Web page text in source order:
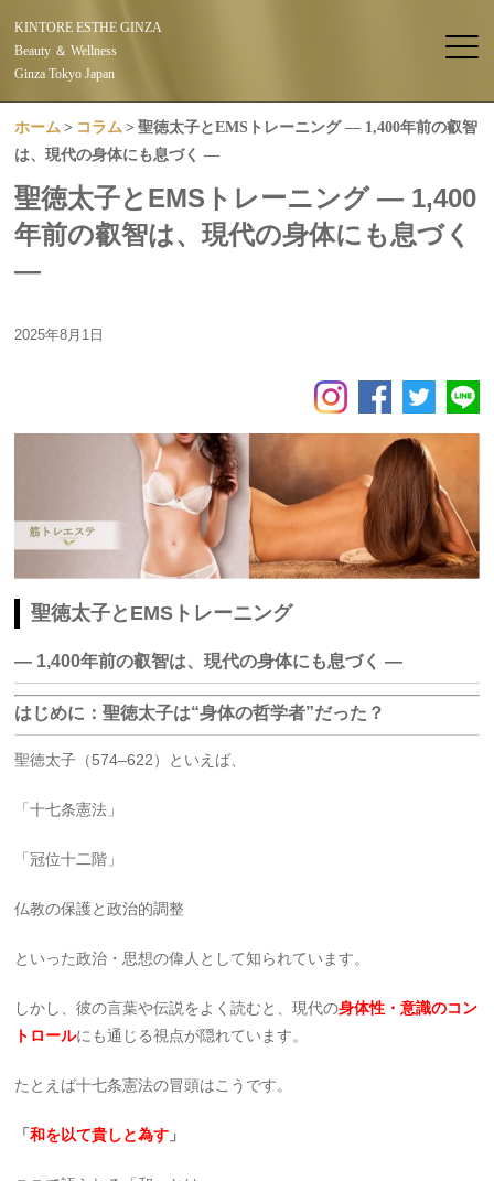
KINTORE ESTHE GINZA
Beauty ＆ Wellness
Ginza Tokyo Japan
ホーム コラム
聖徳太子とEMSトレーニング ― 1,400年前の叡智
は、現代の身体にも息づく ―
聖徳太子とEMSトレーニング ― 1,400
年前の叡智は、現代の身体にも息づく
―
2025年8月1日
聖徳太子とEMSトレーニング
― 1,400年前の叡智は、現代の身体にも息づく ―
はじめに：聖徳太子は“身体の哲学者”だった？
聖徳太子（574–622）といえば、
「十七条憲法」
「冠位十二階」
仏教の保護と政治的調整
といった政治・思想の偉人として知られています。
しかし、彼の言葉や伝説をよく読むと、現代の身体性・意識のコン
トロールにも通じる視点が隠れています。
たとえば十七条憲法の冒頭はこうです。
「和を以て貴しと為す 」